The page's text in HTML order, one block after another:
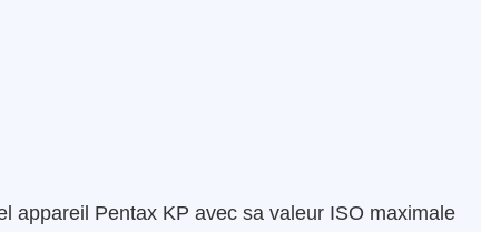
appareil Pentax KP avec sa valeur ISO maximale